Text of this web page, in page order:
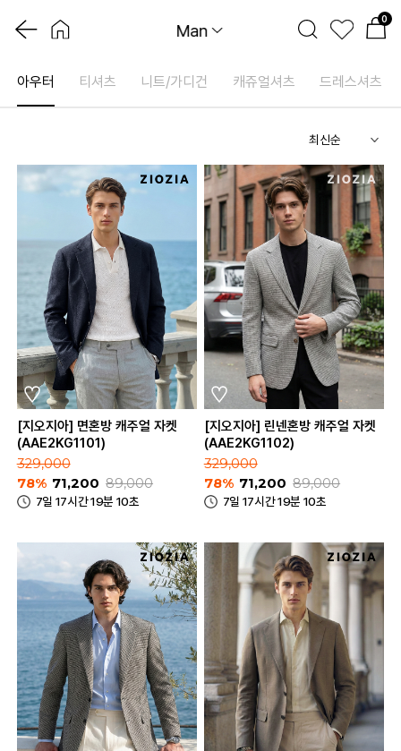
0
Man
아우터 티셔츠 니트/가디건 캐쥬얼셔츠 드레스셔츠
[지오지아] 면혼방 캐주얼 자켓
(AAE2KG1101)
329,000
78% 71,200 89,000
7일 17시간 19분 10초
[지오지아] 린넨혼방 캐주얼 자켓
(AAE2KG1102)
329,000
78% 71,200 89,000
7일 17시간 19분 10초